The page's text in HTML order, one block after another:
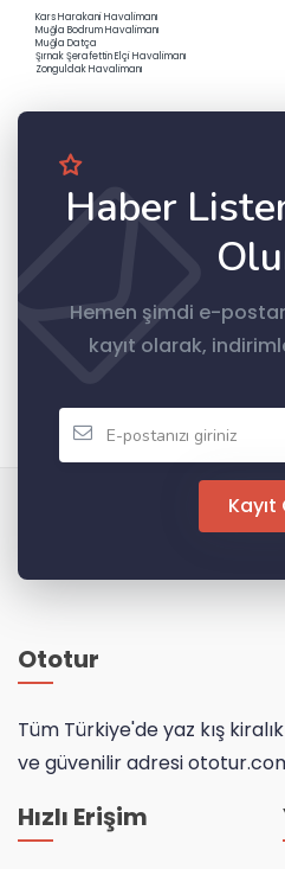
Kars Harakani Havalimanı
Muğla Bodrum Havalimanı
Muğla Datça
Şırnak Şerafettin Elçi Havalimanı
Zonguldak Havalimanı
Haber
Hemen şimdi e-
kayıt olarak,
Kayıt
Ototur
Tüm Türkiye'de yaz kış
ve güvenilir adresi
Hızlı Erişim